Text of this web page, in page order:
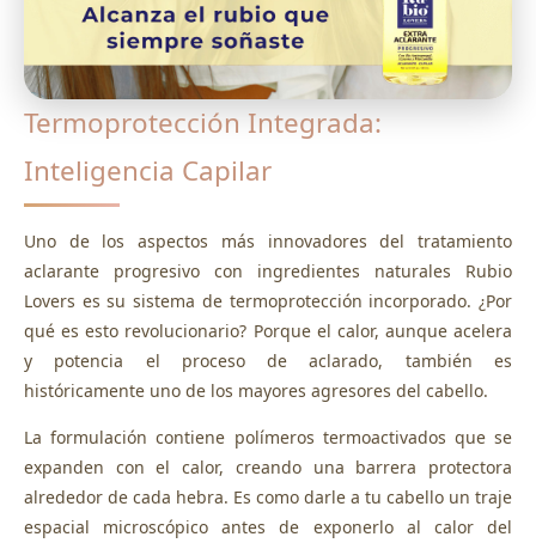
Termoprotección Integrada:
Inteligencia Capilar
Uno de los aspectos más innovadores del tratamiento
aclarante progresivo con ingredientes naturales Rubio
Lovers es su sistema de termoprotección incorporado. ¿Por
qué es esto revolucionario? Porque el calor, aunque acelera
y potencia el proceso de aclarado, también es
históricamente uno de los mayores agresores del cabello.
La formulación contiene polímeros termoactivados que se
expanden con el calor, creando una barrera protectora
alrededor de cada hebra. Es como darle a tu cabello un traje
espacial microscópico antes de exponerlo al calor del